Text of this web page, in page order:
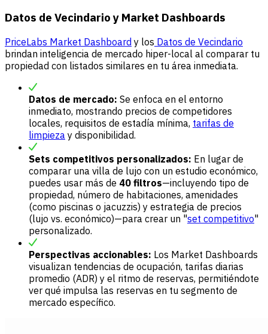
Datos de Vecindario y Market Dashboards
PriceLabs Market Dashboard y los Datos de Vecindario
brindan inteligencia de mercado hiper-local al comparar tu
propiedad con listados similares en tu área inmediata.
Datos de mercado: Se enfoca en el entorno
inmediato, mostrando precios de competidores
locales, requisitos de estadía mínima, tarifas de
limpieza y disponibilidad.
Sets competitivos personalizados: En lugar de
comparar una villa de lujo con un estudio económico,
puedes usar más de 40 filtros—incluyendo tipo de
propiedad, número de habitaciones, amenidades
(como piscinas o jacuzzis) y estrategia de precios
(lujo vs. económico)—para crear un "set competitivo"
personalizado.
Perspectivas accionables: Los Market Dashboards
visualizan tendencias de ocupación, tarifas diarias
promedio (ADR) y el ritmo de reservas, permitiéndote
ver qué impulsa las reservas en tu segmento de
mercado específico.